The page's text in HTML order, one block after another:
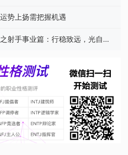
势上扬需把握机遇
射手事业篇：行稳致远，光自心